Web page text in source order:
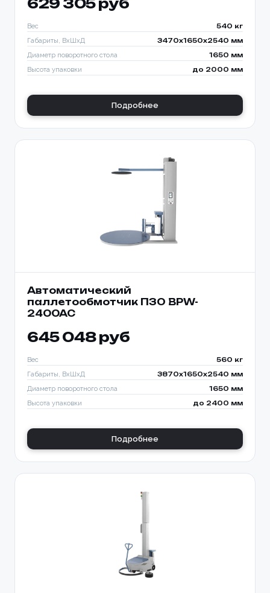
629 305 руб
Вес 540 кг
Габариты, ВхШхД 3470х1650х2540 мм
Диаметр поворотного стола 1650 мм
Высота упаковки до 2000 мм
Подробнее
Автоматический
паллетообмотчик ПЗО BPW-
2400AC
645 048 руб
Вес 560 кг
Габариты, ВхШхД 3870х1650х2540 мм
Диаметр поворотного стола 1650 мм
Высота упаковки до 2400 мм
Подробнее